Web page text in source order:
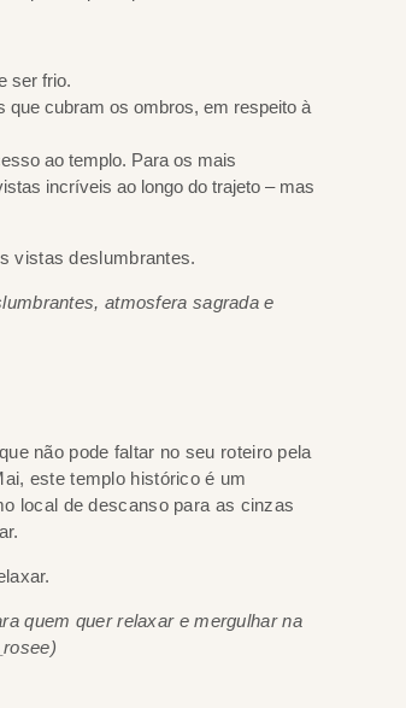
ser frio.
cubram os ombros, em respeito à
ao templo. Para os mais
incríveis ao longo do trajeto – mas
atmosfera sagrada e
não pode faltar no seu roteiro pela
este templo histórico é um
local de descanso para as cinzas
quem quer relaxar e mergulhar na